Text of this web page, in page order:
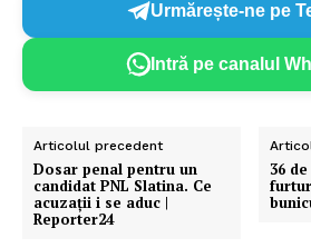
Urmărește-ne pe
Intră pe canalul
Articolul precedent
Dosar penal pentru un
candidat PNL Slatina. Ce
acuzații i se aduc |
Reporter24
36